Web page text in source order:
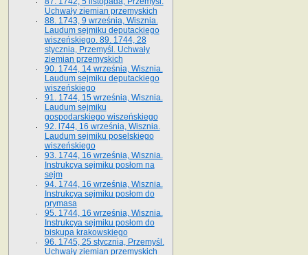
Uchwały ziemian przemyskich
88. 1743, 9 września, Wisznia.
Laudum sejmiku deputackiego
wiszeńskiego. 89. 1744, 28
stycznia, Przemyśl. Uchwały
ziemian przemyskich
90. 1744, 14 września, Wisznia.
Laudum sejmiku deputackiego
wiszeńskiego
91. 1744, 15 września, Wisznia.
Laudum sejmiku
gospodarskiego wiszeńskiego
92. l744, 16 września, Wisznia.
Laudum sejmiku poselskiego
wiszeńskiego
93. 1744, 16 września, Wisznia.
Instrukcya sejmiku posłom na
sejm
94. 1744, 16 września, Wisznia.
Instrukcya sejmiku posłom do
prymasa
95. 1744, 16 września, Wisznia.
Instrukcya sejmiku posłom do
biskupa krakowskiego
96. 1745, 25 stycznia, Przemyśl.
Uchwały ziemian przemyskich